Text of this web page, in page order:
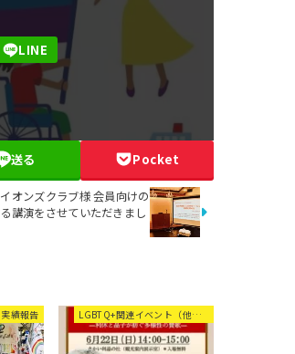
送る Pocket
オンズクラブ様 会員向けの
講演をさせていただきまし
実績報告 LGBTQ+関連イベント（他団体等）